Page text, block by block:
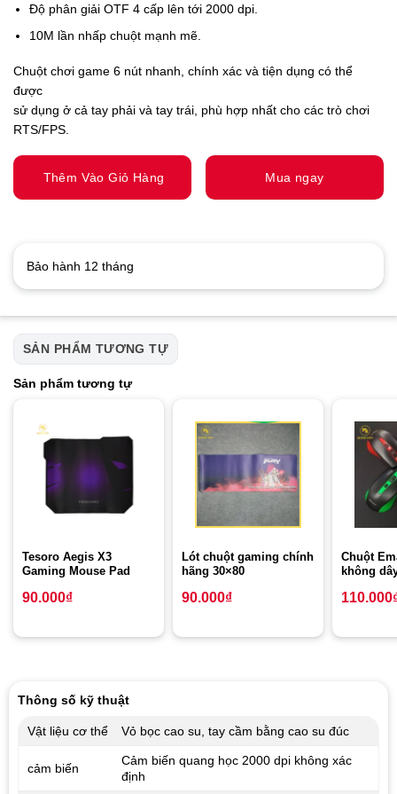
Độ phân giải OTF 4 cấp lên tới 2000 dpi.
10M lần nhấp chuột mạnh mẽ.
Chuột chơi game 6 nút nhanh, chính xác và tiện dụng có thể
được
sử dụng ở cả tay phải và tay trái, phù hợp nhất cho các trò chơi
RTS/FPS.
Thêm Vào Giỏ Hàng Mua ngay
Bảo hành 12 tháng
SẢN PHẨM TƯƠNG TỰ
Sản phẩm tương tự
Tesoro Aegis X3
Gaming Mouse Pad
90.000₫
Lót chuột gaming chính
hãng 30×80
90.000₫
Chuột
không
110.000
Thông số kỹ thuật
Vật liệu cơ thể Vỏ bọc cao su, tay cầm bằng cao su đúc
cảm biến
Cảm biến quang học 2000 dpi không xác
định